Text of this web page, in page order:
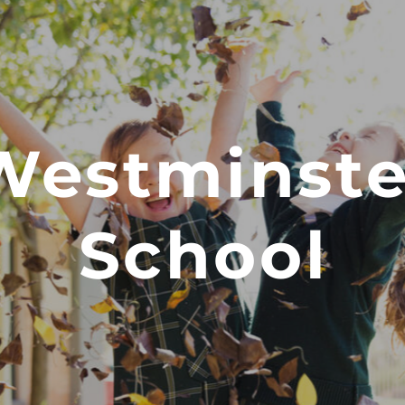
School